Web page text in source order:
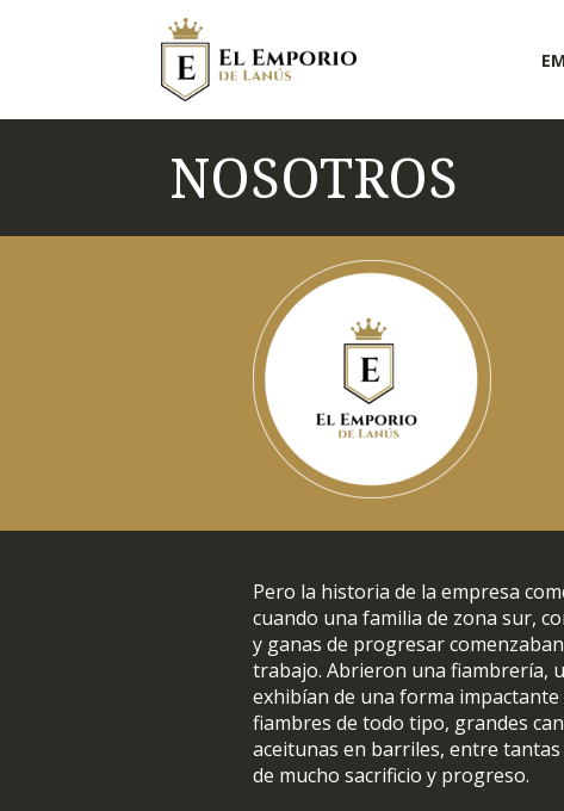
NOSOTROS
Pero la historia de la empresa
cuando una familia de zona sur,
y ganas de progresar
trabajo. Abrieron una fiambrería,
exhibían de una forma impactante
fiambres de todo tipo, grandes
aceitunas en barriles, entre
de mucho sacrificio y progreso.